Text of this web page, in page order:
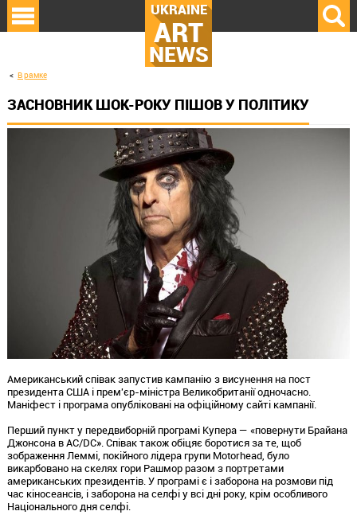
UKRAINE
ART
NEWS
В рамке
ЗАСНОВНИК ШОК-РОКУ ПІШОВ У ПОЛІТИКУ
Американський співак запустив кампанію з висунення на пост
президента США і прем'єр-міністра Великобританії одночасно.
Маніфест і програма опубліковані на офіційному сайті кампанії.
Перший пункт у передвиборній програмі Купера — «повернути Брайана
Джонсона в AC/DC». Співак також обіцяє боротися за те, щоб
зображення Леммі, покійного лідера групи Motorhead, було
викарбовано на скелях гори Рашмор разом з портретами
американських президентів. У програмі є і заборона на розмови під
час кіносеансів, і заборона на селфі у всі дні року, крім особливого
Національного дня селфі.